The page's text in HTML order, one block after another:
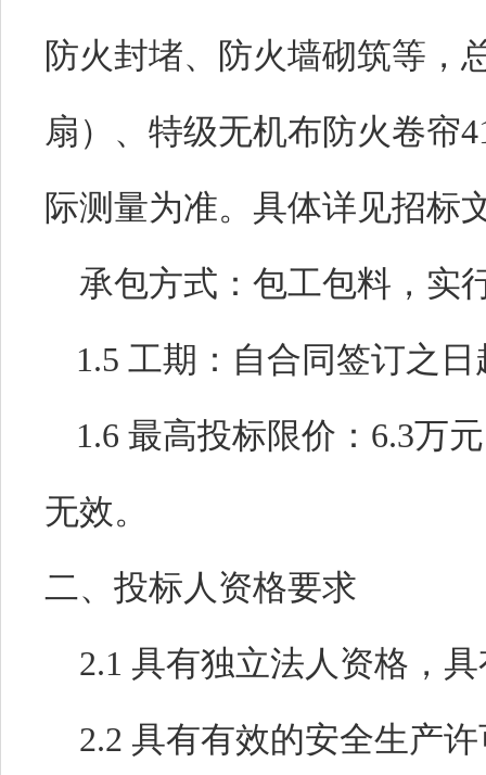
防火封堵、防火墙砌筑等，
扇） 、特级无机布防火卷帘
际测量为准。具体详见招标
承包方式：包工包料，实
1.5 工期：自合同签订之日
1.6 最高投标限价： 6.3万
无效。
二、投标人资格要求
2.1 具有独立法人资格，
2.2 具有有效的安全生产